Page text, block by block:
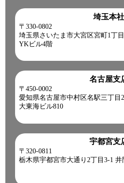
埼玉本社
〒330-0802
埼玉県さいたま市大宮区宮町1丁
YKビル4階
名古屋支
〒450-0002
愛知県名古屋市中村区名駅三丁目
大東海ビル810
宇都宮支
〒320-0811
栃木県宇都宮市大通り2丁目3-1